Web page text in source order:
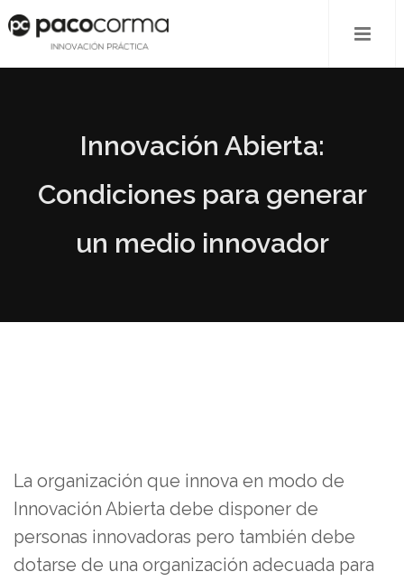
Innovación Abierta:
Condiciones para generar
un medio innovador
La organización que innova en modo de
Innovación Abierta debe disponer de
personas innovadoras pero también debe
dotarse de una organización adecuada para